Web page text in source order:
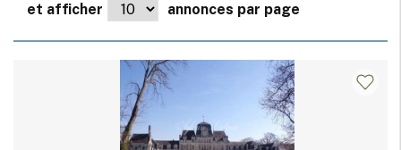
et afficher
annonces par page